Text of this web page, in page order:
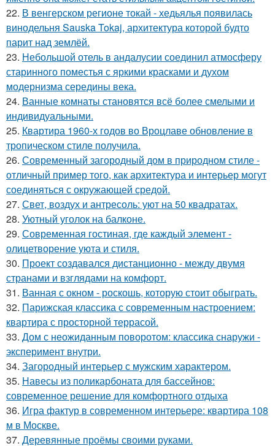
22. В венгерском регионе токай - хедьялья появилась
винодельня Sauska Tokaj, архитектура которой будто
парит над землёй.
23. Небольшой отель в андалусии соединил атмосферу
старинного поместья с яркими красками и духом
модернизма середины века.
24. Ванные комнаты становятся всё более смелыми и
индивидуальными.
25. Квартира 1960-х годов во Вроцлаве обновление в
тропическом стиле получила.
26. Современный загородный дом в природном стиле -
отличный пример того, как архитектура и интерьер могут
соединяться с окружающей средой.
27. Свет, воздух и антресоль: уют на 50 квадратах.
28. Уютный уголок на балконе.
29. Современная гостиная, где каждый элемент -
олицетворение уюта и стиля.
30. Проект создавался дистанционно - между двумя
странами и взглядами на комфорт.
31. Ванная с окном - роскошь, которую стоит обыграть.
32. Парижская классика с современным настроением:
квартира с просторной террасой.
33. Дом с неожиданным поворотом: классика снаружи -
эксперимент внутри.
34. Загородный интерьер с мужским характером.
35. Навесы из поликарбоната для бассейнов:
современное решение для комфортного отдыха
36. Игра фактур в современном интерьере: квартира 108
м в Москве.
37. Деревянные проёмы своими руками.